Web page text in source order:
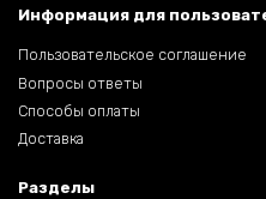
Информация для
Пользовательское соглашение
Вопросы ответы
Способы оплаты
Доставка
Разделы